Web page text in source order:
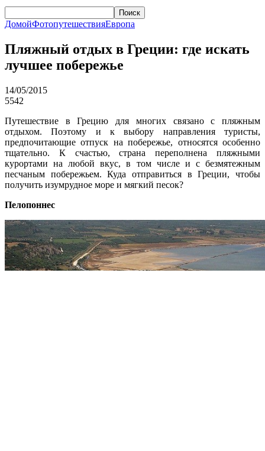
Поиск
ДомойФотопутешествияЕвропа
Пляжный отдых в Греции: где искать
лучшее побережье
14/05/2015
5542
Путешествие в Грецию для многих связано с пляжным
отдыхом. Поэтому и к выбору направления туристы,
предпочитающие отпуск на побережье, относятся особенно
тщательно. К счастью, страна переполнена пляжными
курортами на любой вкус, в том числе и с безмятежным
песчаным побережьем. Куда отправиться в Греции, чтобы
получить изумрудное море и мягкий песок?
Пелопоннес